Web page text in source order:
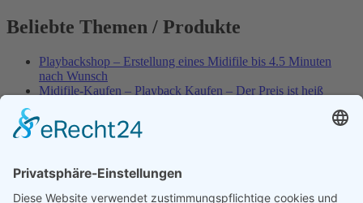
Beliebte Themen / Produkte
Playbackshop – Erstellung eines Midifile bis 4.5 Minuten
nach Wunsch
Midifile-Kaufen – Playback Kaufen – Der Preis ist heiß
Best of Karaoke – Roy Black – Playbacks – Absolute Rarität
World-of-Karaoke – Midifiles kaufen – Ich baue Dein
Playbackshop – Erstellung eines Wunschmidifile bis 3.5
Minuten